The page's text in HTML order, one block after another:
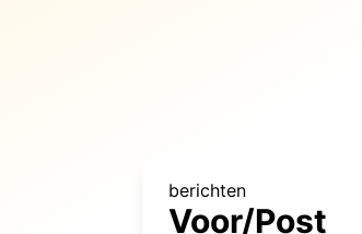
berichten
Voor/Post